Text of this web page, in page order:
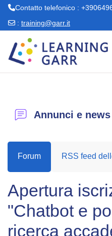
Contatto telefonico :
: training@garr.it
Annunci e
Forum RSS feed
Apertura
"Chatbot e
ricerca